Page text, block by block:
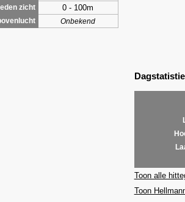
zicht 0 - 100m
Onbekend
Toon alle
Toon